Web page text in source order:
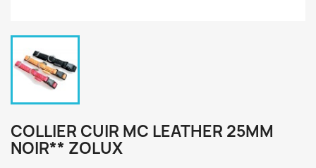
COLLIER CUIR MC LEATHER 25MM
NOIR** ZOLUX